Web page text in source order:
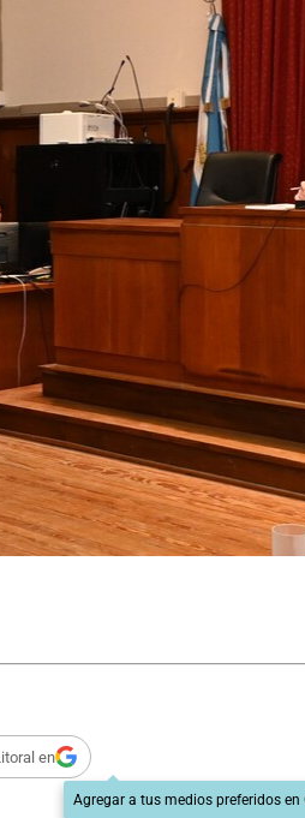
en
Agregar a tus medios preferidos en